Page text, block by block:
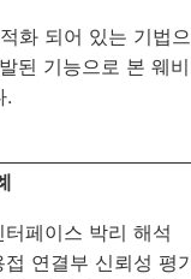
화 되어 있는 기법
된 기능으로 본 웨
.
페이스 박리 해석
연결부 신뢰성 평